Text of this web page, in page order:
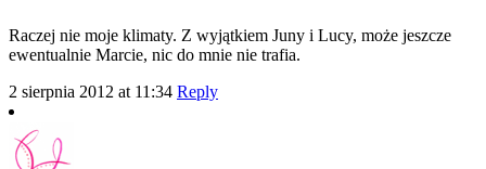
Raczej nie moje klimaty. Z wyjątkiem Juny i Lucy, może jeszcze
ewentualnie Marcie, nic do mnie nie trafia.
2 sierpnia 2012 at 11:34 Reply